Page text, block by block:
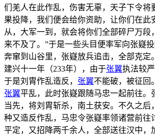
们羌人在此作乱，伤害无辜，天子下令将
果投降，我们便会给你资助，让你们在此
从，大军一到，就会将你们全部碎尸万段
来不及了。”于是一些头目便率军向张嶷
奔窜到山谷里，张嶷放兵追击，全部克定。
建兴十一年（233年），由于张翼执法较
于是刘胄作乱造反， 张翼不能破，被征回
张翼平乱，此时张嶷跟随马忠一起前往。
当先，将刘胄斩杀，南土获安。不久之后
种又造反作乱，马忠令张嶷率领诸营前往
平定，又招降两千余人，全部送往汉中，